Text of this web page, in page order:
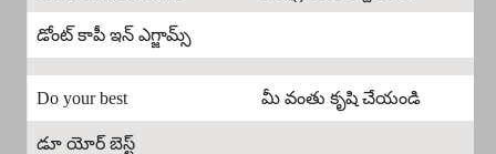
డోంట్ కాపీ ఇన్ ఎగ్జామ్స్
Do your best మీ వంతు కృషి చేయండి
డూ యోర్ బెస్ట్